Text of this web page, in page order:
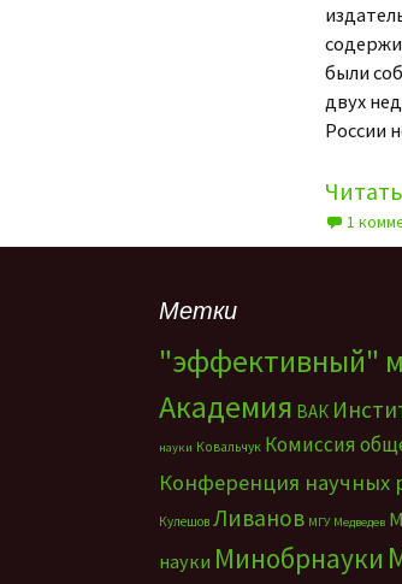
были
двух
России
1
Метки
"эффективный"
Академия ВАК
науки Ковальчук Комиссия
Конференция научных
Кулешов Ливанов МГУ Медведев
науки Минобрнауки